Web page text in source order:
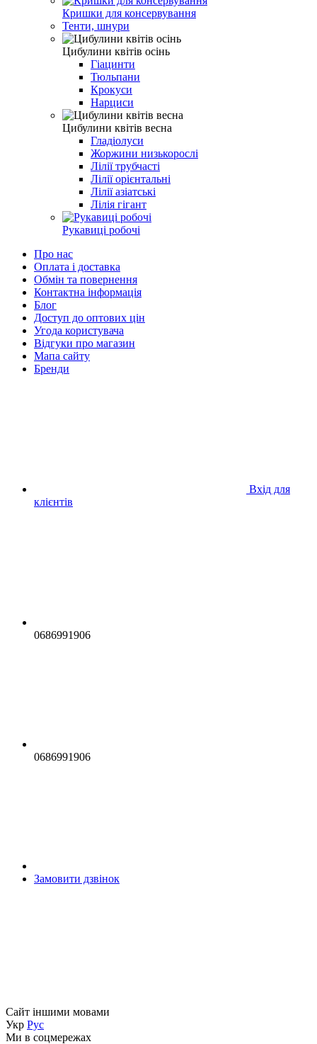
Кришки для консервування
Тенти, шнури
Цибулини квітів осінь
Гіацинти
Тюльпани
Крокуси
Нарциси
Цибулини квітів весна
Гладіолуси
Жоржини низькорослі
Лілії трубчасті
Лілії орієнтальні
Лілії азіатські
Лілія гігант
Рукавиці робочі
Про нас
Оплата і доставка
Обмін та повернення
Контактна інформація
Блог
Доступ до оптових цін
Угода користувача
Відгуки про магазин
Мапа сайту
Бренди
Вхід для
клієнтів
0686991906
0686991906
Замовити дзвінок
Сайт іншими мовами
Укр Рус
Ми в соцмережах